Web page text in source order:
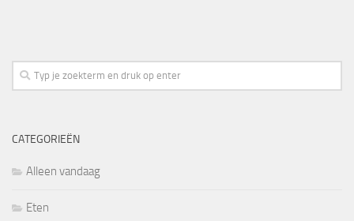
CATEGORIEËN
Alleen vandaag
Eten